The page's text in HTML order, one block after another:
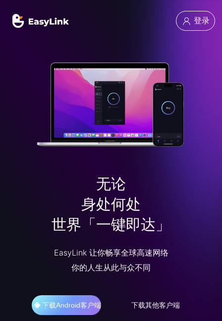
登录
无论
身处何处
世界 「一键即达」
EasyLink 让你畅享全球高速网络
你的人生从此与众不同
下载Android客户端 下载其他客户端